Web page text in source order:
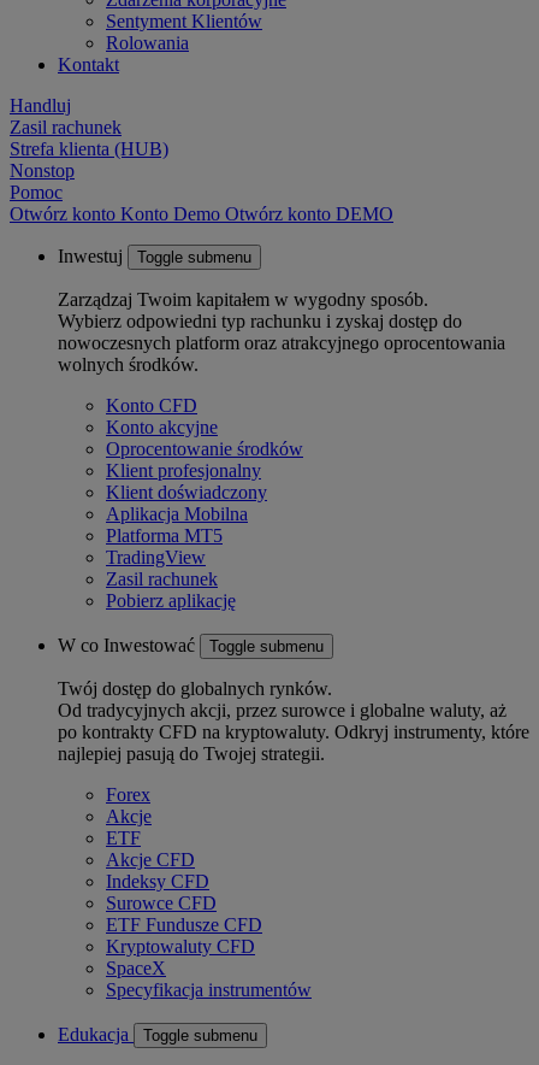
Sentyment Klientów
Rolowania
Kontakt
Handluj
Zasil rachunek
Strefa klienta (HUB)
Nonstop
Pomoc
Otwórz konto Konto Demo Otwórz konto DEMO
Inwestuj Toggle submenu
Zarządzaj Twoim kapitałem w wygodny sposób.
Wybierz odpowiedni typ rachunku i zyskaj dostęp do
nowoczesnych platform oraz atrakcyjnego oprocentowania
wolnych środków.
Konto CFD
Konto akcyjne
Oprocentowanie środków
Klient profesjonalny
Klient doświadczony
Aplikacja Mobilna
Platforma MT5
TradingView
Zasil rachunek
Pobierz aplikację
W co Inwestować Toggle submenu
Twój dostęp do globalnych rynków.
Od tradycyjnych akcji, przez surowce i globalne waluty, aż
po kontrakty CFD na kryptowaluty. Odkryj instrumenty, które
najlepiej pasują do Twojej strategii.
Forex
Akcje
ETF
Akcje CFD
Indeksy CFD
Surowce CFD
ETF Fundusze CFD
Kryptowaluty CFD
SpaceX
Specyfikacja instrumentów
Edukacja Toggle submenu